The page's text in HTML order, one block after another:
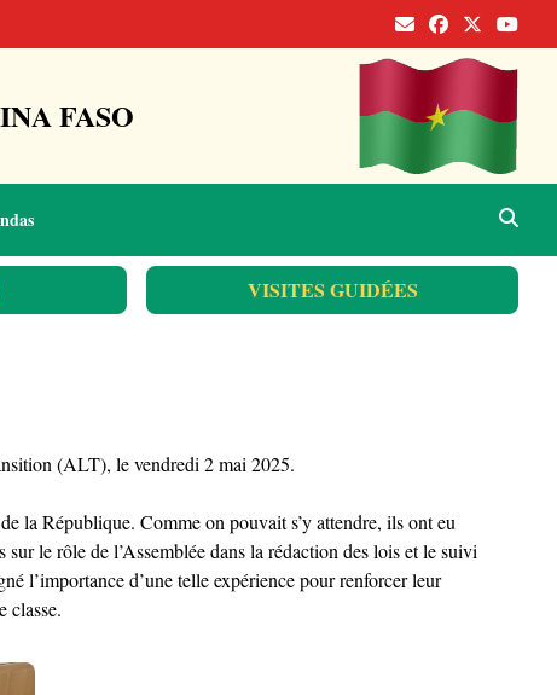
FASO
VISITES GUIDÉES
(ALT), le vendredi 2 mai 2025.
la République. Comme on pouvait s’y attendre, ils ont eu
le rôle de l’Assemblée dans la rédaction des lois et le suivi
l’importance d’une telle expérience pour renforcer leur
classe.